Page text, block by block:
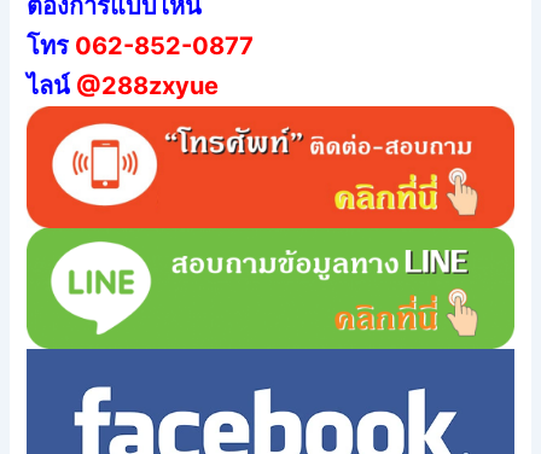
โทร 062-852-0877
ไลน์ @288zxyue